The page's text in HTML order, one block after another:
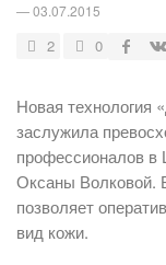
—03.07.2015
2 0
Новая технология
заслужила
профессионалов в
Оксаны Волковой.
позволяет
вид кожи.